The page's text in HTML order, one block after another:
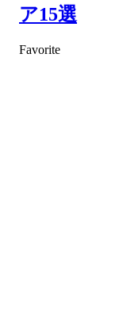
ア15選
Favorite